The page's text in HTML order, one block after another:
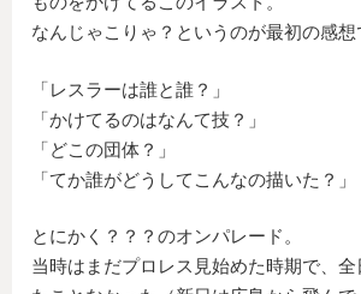
なんじゃこりゃ？というのが最初の感想
「レスラーは誰と誰？」
「かけてるのはなんて技？」
「どこの団体？」
「てか誰がどうしてこんなの描いた？」
とにかく？？？のオンパレード。
当時はまだプロレス見始めた時期で、